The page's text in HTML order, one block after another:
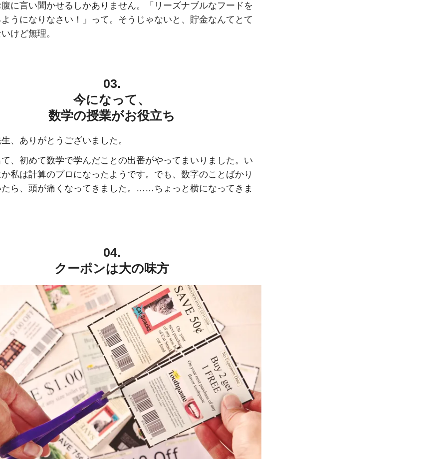
に言い聞かせるしかありません。「リーズナブルなフードを
うになりなさい！」って。そうじゃないと、貯金なんてとて
けど無理。
03.
今になって、
数学の授業がお役立ち
、ありがとうございました。
、初めて数学で学んだことの出番がやってまいりました。い
私は計算のプロになったようです。でも、数字のことばかり
ら、頭が痛くなってきました。……ちょっと横になってきま
04.
クーポンは大の味方